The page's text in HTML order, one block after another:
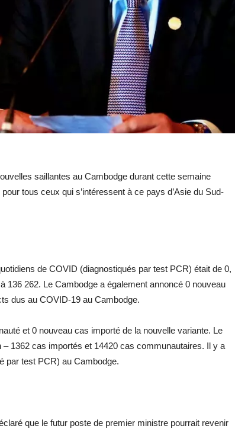
saillantes au Cambodge durant cette semaine
tous ceux qui s’intéressent à ce pays d’Asie du Sud-
de COVID (diagnostiqués par test PCR) était de 0,
136 262. Le Cambodge a également annoncé 0 nouveau
dus au COVID-19 au Cambodge.
et 0 nouveau cas importé de la nouvelle variante. Le
1362 cas importés et 14420 cas communautaires. Il y a
par test PCR) au Cambodge.
que le futur poste de premier ministre pourrait revenir